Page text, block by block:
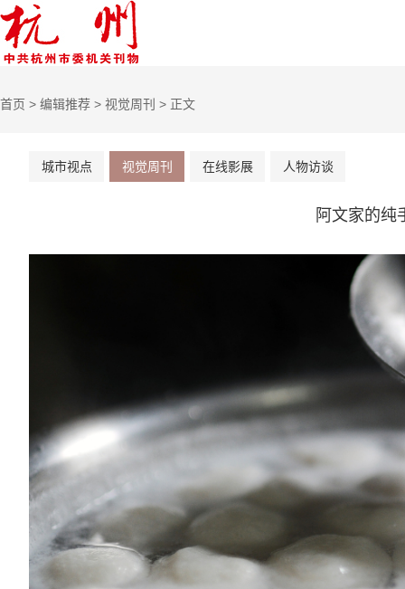
首页 > 编辑推荐 > 视觉周刊 > 正文
城市视点 视觉周刊 在线影展 人物访谈
阿文家的纯